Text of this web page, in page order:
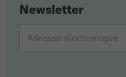
Newsletter